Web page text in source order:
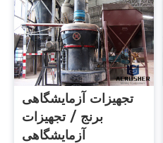
تجهیزات آزمایشگاهی
برنج / تجهیزات
آزمایشگاهی